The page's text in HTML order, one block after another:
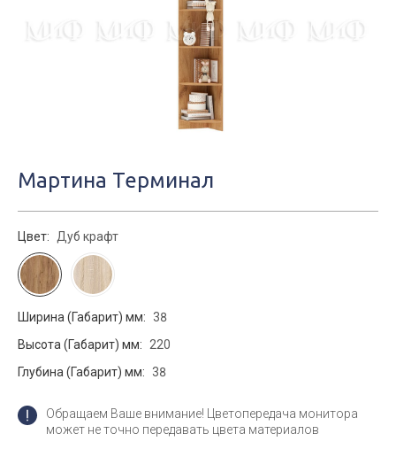
Мартина Терминал
Цвет: Дуб крафт
Ширина (Габарит) мм: 38
Высота (Габарит) мм:
220
Глубина (Габарит) мм: 38
Обращаем Ваше внимание! Цветопередача монитора
может не точно передавать цвета материалов